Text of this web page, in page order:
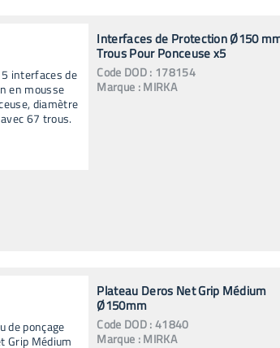
Interfaces de Protection Ø150
Trous Pour Ponceuse x5
Code DOD: 178154
Marque :MIRKA
Plateau Deros Net Grip Médium
Ø150mm
Code DOD:41840
Marque :MIRKA